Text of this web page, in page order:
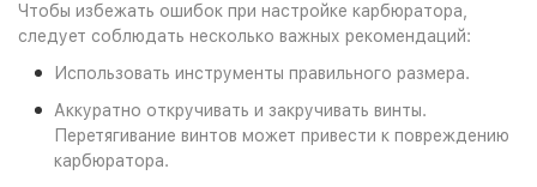
Чтобы избежать ошибок при настройке карбюратора,
следует соблюдать несколько важных рекомендаций:
Использовать инструменты правильного размера.
Аккуратно откручивать и закручивать винты.
Перетягивание винтов может привести к повреждению
карбюратора.